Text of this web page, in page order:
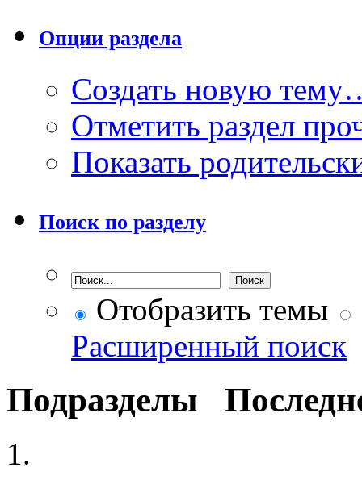
Опции раздела
Создать новую
Отметить раздел
Показать
Поиск по разделу
Отобразить темы
Расширенный поиск
Подразделы